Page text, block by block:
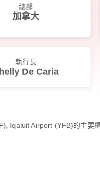
總部
加拿大
執行長
De Caria
Iqaluit Airport (YFB)的主